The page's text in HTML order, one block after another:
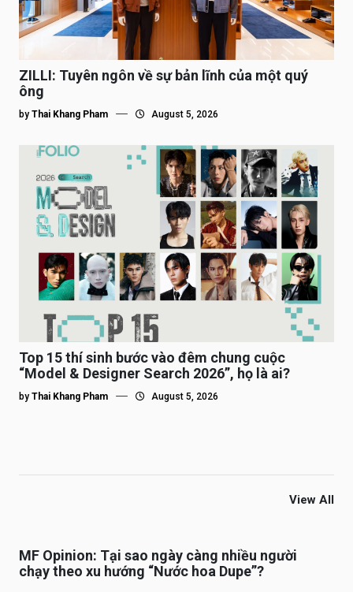
ZILLI: Tuyên ngôn về sự bản lĩnh của một quý
ông
by Thai Khang Pham August 5, 2026
Top 15 thí sinh bước vào đêm chung cuộc
“Model & Designer Search 2026”, họ là ai?
by Thai Khang Pham August 5, 2026
View All
MF Opinion: Tại sao ngày càng nhiều người
chạy theo xu hướng “Nước hoa Dupe”?